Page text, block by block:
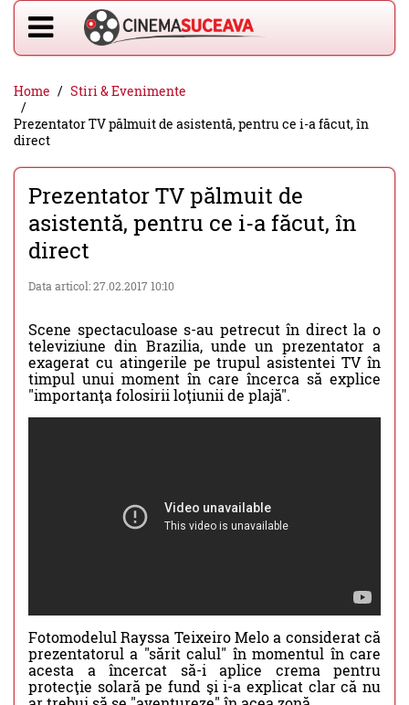
Home
Stiri & Evenimente
Prezentator TV pălmuit de asistentă, pentru ce i-a făcut, în
direct
Prezentator TV pălmuit de
asistentă, pentru ce i-a făcut, în
direct
Data articol: 27.02.2017 10:10
Scene spectaculoase s-au petrecut în direct la o
televiziune din Brazilia, unde un prezentator a
exagerat cu atingerile pe trupul asistentei TV în
timpul unui moment în care încerca să explice
"importanţa folosirii loţiunii de plajă".
Fotomodelul Rayssa Teixeiro Melo a considerat că
prezentatorul a "sărit calul" în momentul în care
acesta a încercat să-i aplice crema pentru
protecţie solară pe fund şi i-a explicat clar că nu